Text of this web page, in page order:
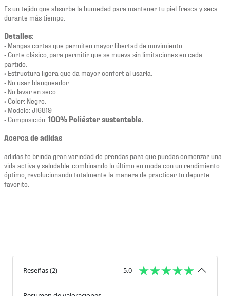
Es un tejido que absorbe la humedad para mantener tu piel fresca y seca
durante más tiempo.
Detalles:
• Mangas cortas que permiten mayor libertad de movimiento.
• Corte clásico, para permitir que se mueva sin limitaciones en cada
partido.
• Estructura ligera que da mayor confort al usarla.
• No usar blanqueador.
• No lavar en seco.
• Color: Negro.
• Modelo: JI6819
• Composición: 100% Poliéster sustentable.
Acerca de adidas
adidas te brinda gran variedad de prendas para que puedas comenzar una
vida activa y saludable, combinando lo último en moda con un rendimiento
óptimo, revolucionando totalmente la manera de practicar tu deporte
favorito.
Reseñas(2) 5.0